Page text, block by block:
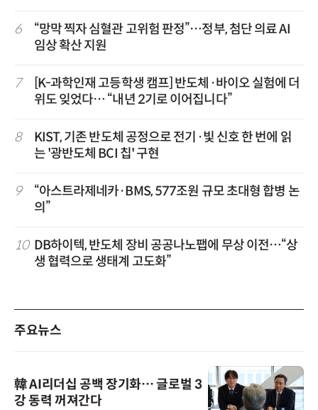
6
“망막 찍자 심혈관 고위험 판정”…정부, 첨단 의료 AI
임상 확산 지원
7
[K-과학인재 고등학생 캠프] 반도체·바이오 실험에 더
위도 잊었다… “내년 2기로 이어집니다”
8
KIST, 기존 반도체 공정으로 전기·빛 신호 한 번에 읽
는 '광반도체 BCI 칩' 구현
9
“아스트라제네카·BMS, 577조원 규모 초대형 합병 논
의”
10 DB하이텍, 반도체 장비 공공나노팹에 무상 이전…“상
생 협력으로 생태계 고도화”
주요뉴스
韓 AI리더십 공백 장기화… 글로벌 3
강 동력 꺼져간다